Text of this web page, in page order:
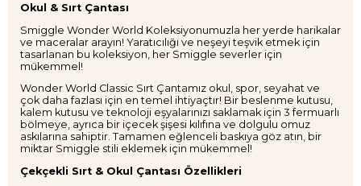
Okul & Sırt Çantası
Smiggle Wonder World Koleksiyonumuzla her yerde harikalar
ve maceralar arayın! Yaratıcılığı ve neşeyi teşvik etmek için
tasarlanan bu koleksiyon, her Smiggle severler için
mükemmel!
Wonder World Classic Sırt Çantamız okul, spor, seyahat ve
çok daha fazlası için en temel ihtiyaçtır! Bir beslenme kutusu,
kalem kutusu ve teknoloji eşyalarınızı saklamak için 3 fermuarlı
bölmeye, ayrıca bir içecek şişesi kılıfına ve dolgulu omuz
askılarına sahiptir. Tamamen eğlenceli baskıya göz atın, bir
miktar Smiggle stili eklemek için mükemmel!
Çekçekli Sırt & Okul Çantası Özellikleri